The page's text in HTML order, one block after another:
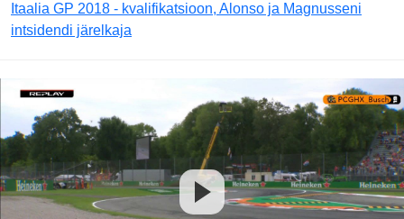
Itaalia GP 2018 - kvalifikatsioon, Alonso ja Magnusseni
intsidendi järelkaja